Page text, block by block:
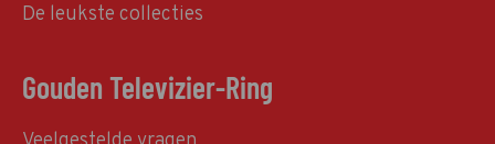
De leukste collecties
Gouden Televizier-Ring